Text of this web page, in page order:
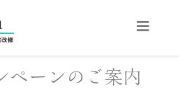
ペーンのご案内